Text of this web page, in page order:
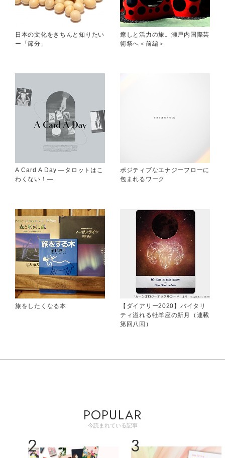
日本の文化をきちんと知りたい
ー「節分」
癒しと活力の旅。瀬戸内国際芸
術祭へ＜前編＞
A Card A Day ―タロットはこ
わくない！―
ポジティブなエナジーフローに
包まれるワーク
旅をしたくなる本
【ダイアリー2020】バイタリ
ティ溢れる牡羊座の新月（連載
第回八回）
POPULAR
今読まれている記事
2 3